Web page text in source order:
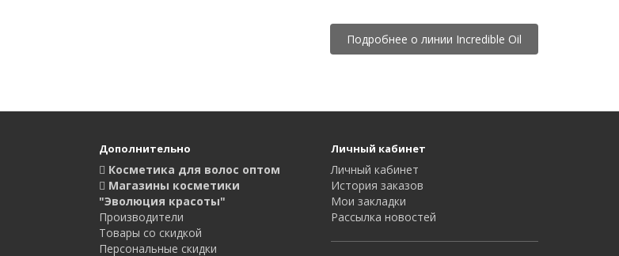
Подробнее о линии Incredible Oil
Дополнительно
Косметика для волос оптом
Магазины косметики
"Эволюция красоты"
Производители
Товары со скидкой
Персональные скидки
Личный кабинет
Личный кабинет
История заказов
Мои закладки
Рассылка новостей